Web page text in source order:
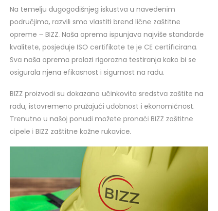
Na temelju dugogodišnjeg iskustva u navedenim
područjima, razvili smo vlastiti brend lične zaštitne
opreme – BIZZ. Naša oprema ispunjava najviše standarde
kvalitete, posjeduje ISO certifikate te je CE certificirana.
Sva naša oprema prolazi rigorozna testiranja kako bi se
osigurala njena efikasnost i sigurnost na radu.
BIZZ proizvodi su dokazano učinkovita sredstva zaštite na
radu, istovremeno pružajući udobnost i ekonomičnost.
Trenutno u našoj ponudi možete pronaći BIZZ zaštitne
cipele i BIZZ zaštitne kožne rukavice.